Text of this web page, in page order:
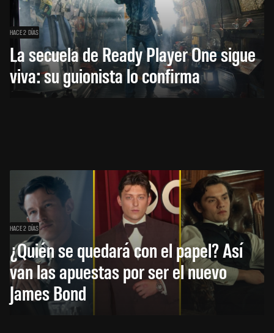
HACE 2 DÍAS
La secuela de Ready Player One sigue
viva: su guionista lo confirma
HACE 2 DÍAS
¿Quién se quedará con el papel? Así
van las apuestas por ser el nuevo
James Bond